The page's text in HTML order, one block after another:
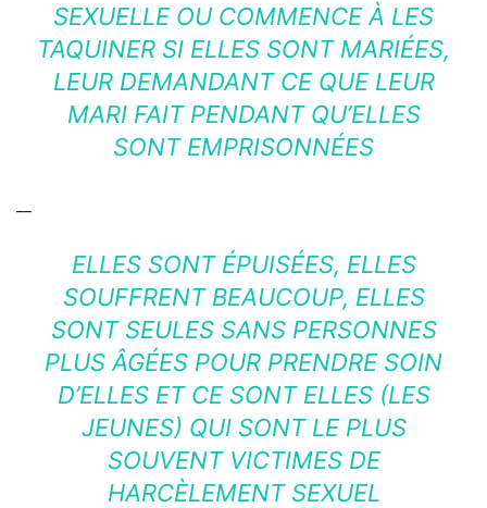
SEXUELLE OU COMMENCE À LES
TAQUINER SI ELLES SONT MARIÉES,
LEUR DEMANDANT CE QUE LEUR
MARI FAIT PENDANT QU’ELLES
SONT EMPRISONNÉES
ELLES SONT ÉPUISÉES, ELLES
SOUFFRENT BEAUCOUP, ELLES
SONT SEULES SANS PERSONNES
PLUS ÂGÉES POUR PRENDRE SOIN
D’ELLES ET CE SONT ELLES (LES
JEUNES) QUI SONT LE PLUS
SOUVENT VICTIMES DE
HARCÈLEMENT SEXUEL